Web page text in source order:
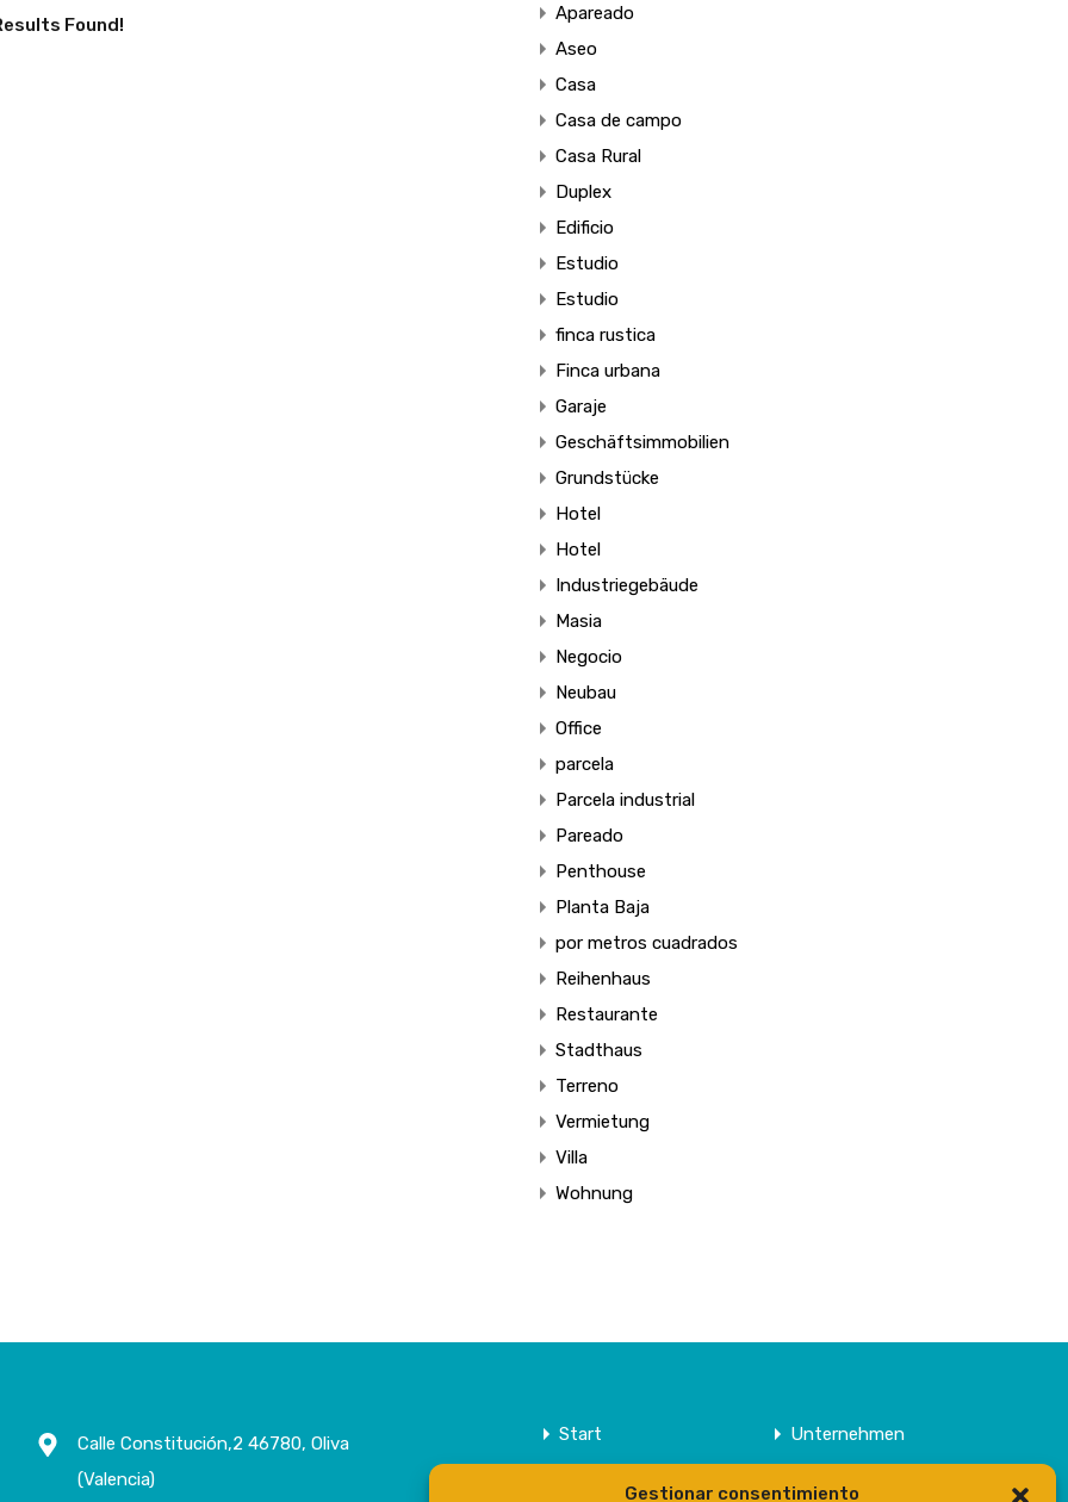
Gestionar consentimiento
Found!
Apareado
Aseo
Casa
Casa de campo
Casa Rural
Duplex
Edificio
Estudio
Estudio
finca rustica
Finca urbana
Garaje
Geschäftsimmobilien
Grundstücke
Hotel
Hotel
Industriegebäude
Masia
Negocio
Neubau
Office
parcela
Parcela industrial
Pareado
Penthouse
Planta Baja
por metros cuadrados
Reihenhaus
Restaurante
Stadthaus
Terreno
Vermietung
Villa
Wohnung
Calle Constitución,2 46780, Oliva
(Valencia)
Start
Unternehmen